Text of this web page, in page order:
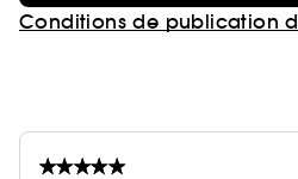
Conditions de publication